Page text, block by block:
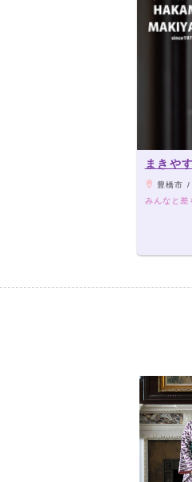
まきや
豊橋市 /
みんなと差